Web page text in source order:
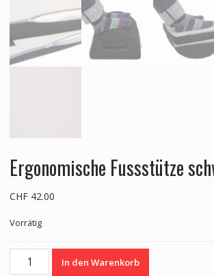
Ergonomische Fussstütze
CHF42.00
Vorrätig
Ergonomische
Fussstütze
In den Warenkorb